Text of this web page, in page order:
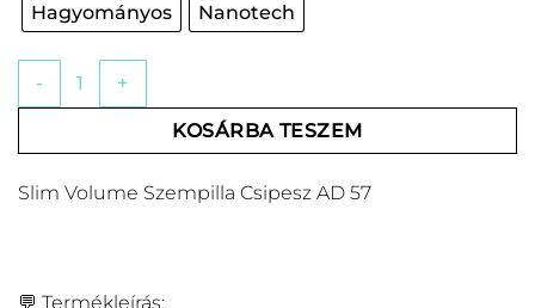
Hagyományos Nanotech
Slim Volume Szempilla Csipesz AD 57 mennyiség
KOSÁRBA TESZEM
Slim Volume Szempilla Csipesz AD 57
💬 Termékleírás: